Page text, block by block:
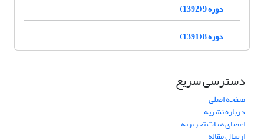
دوره 9 (1392)
دوره 8 (1391)
دسترسی سریع
صفحه اصلی
درباره نشریه
اعضای هیات تحریریه
ارسال مقاله